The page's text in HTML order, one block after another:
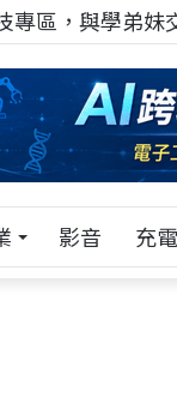
專區，與學弟妹
影音 充